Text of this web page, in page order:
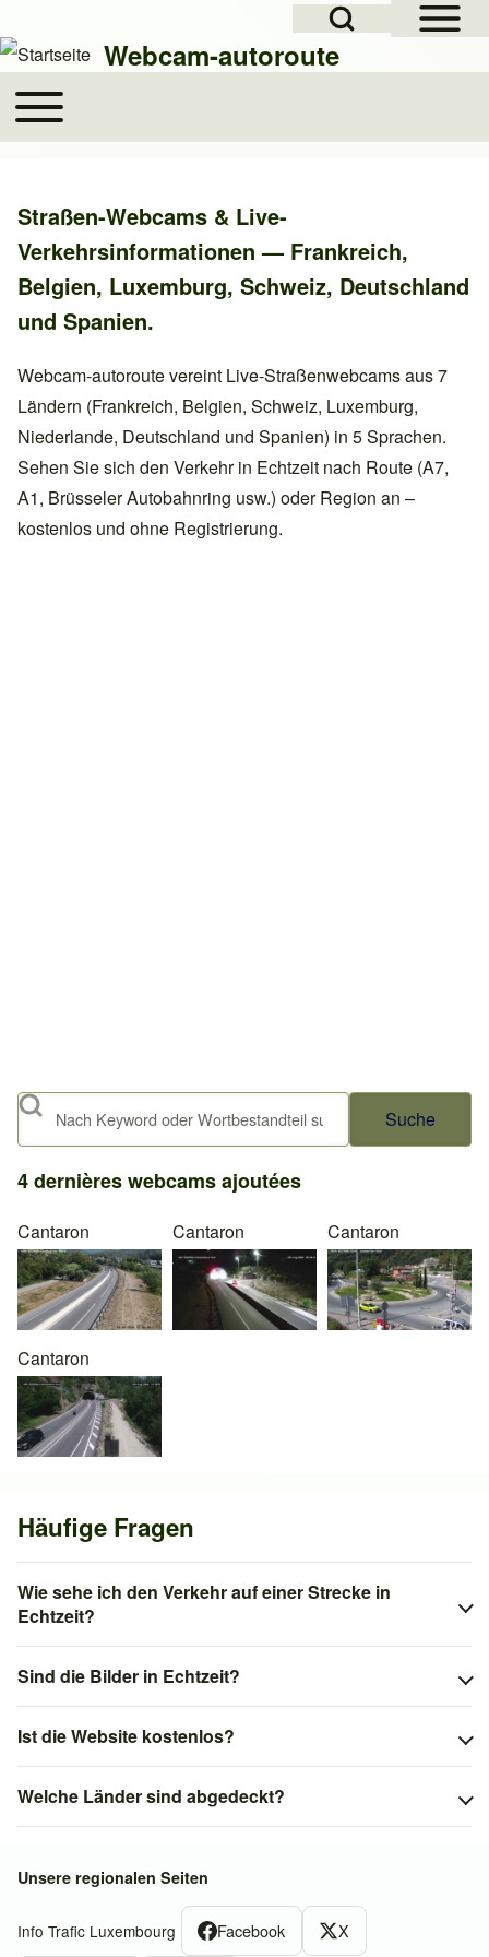
Suche Schließen
Suche
Webcam-autoroute
Hauptnavigation
Toggle main menu
Straßen-Webcams & Live-
Verkehrsinformationen — Frankreich,
Belgien, Luxemburg, Schweiz, Deutschland
und Spanien.
Webcam-autoroute vereint Live-Straßenwebcams aus 7
Ländern (Frankreich, Belgien, Schweiz, Luxemburg,
Niederlande, Deutschland und Spanien) in 5 Sprachen.
Sehen Sie sich den Verkehr in Echtzeit nach Route (A7,
A1, Brüsseler Autobahnring usw.) oder Region an –
kostenlos und ohne Registrierung.
Suche
4 dernières webcams ajoutées
Cantaron Cantaron Cantaron
Cantaron
Häufige Fragen
Wie sehe ich den Verkehr auf einer Strecke in
Echtzeit?
Sind die Bilder in Echtzeit?
Ist die Website kostenlos?
Welche Länder sind abgedeckt?
Unsere regionalen Seiten
Info Trafic Luxembourg Facebook X